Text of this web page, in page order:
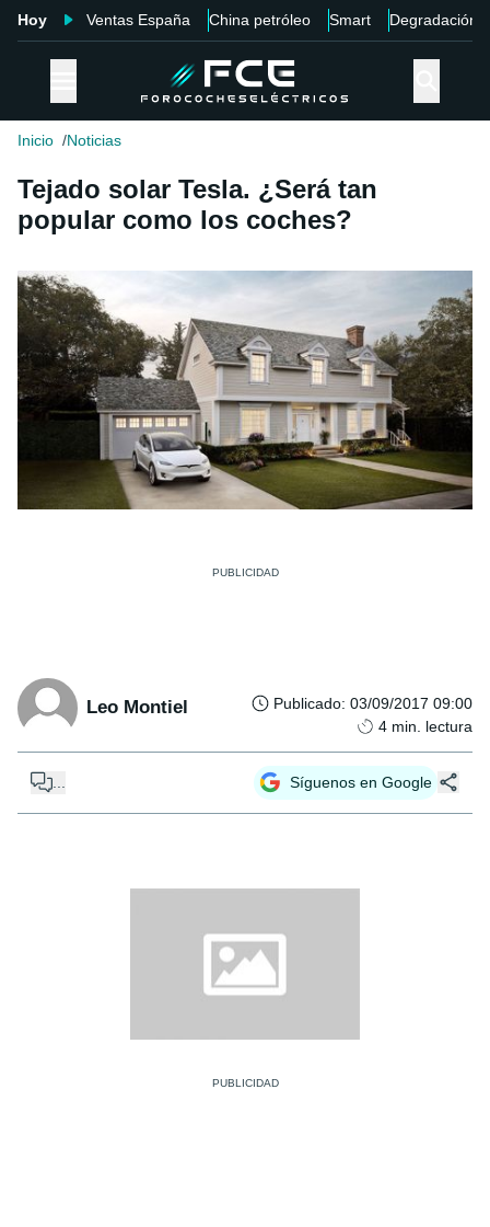
Hoy Ventas España China petróleo Smart Degradación
Inicio Noticias
Tejado solar Tesla. ¿Será tan
popular como los coches?
Leo Montiel Publicado: 03/09/2017 09:00
4 min. lectura
Síguenos en Google